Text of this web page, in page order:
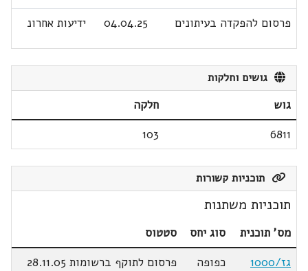
פרסום להפקדה בעיתונים
04.04.25 ידיעות אחרונ
גושים וחלקות
גוש
חלקה
6811
103
תוכניות קשורות
תוכניות משתנות
מס' תוכנית סוג יחס
סטטוס
גז/1000
כפופה פרסום לתוקף ברשומות 28.11.05